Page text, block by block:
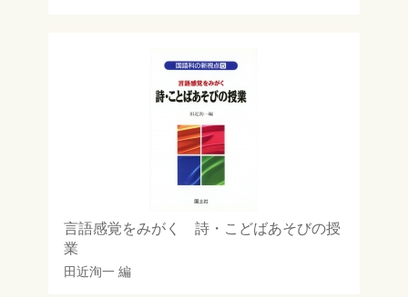
言語感覚をみがく 詩・こどばあそびの授
業
田近洵一編